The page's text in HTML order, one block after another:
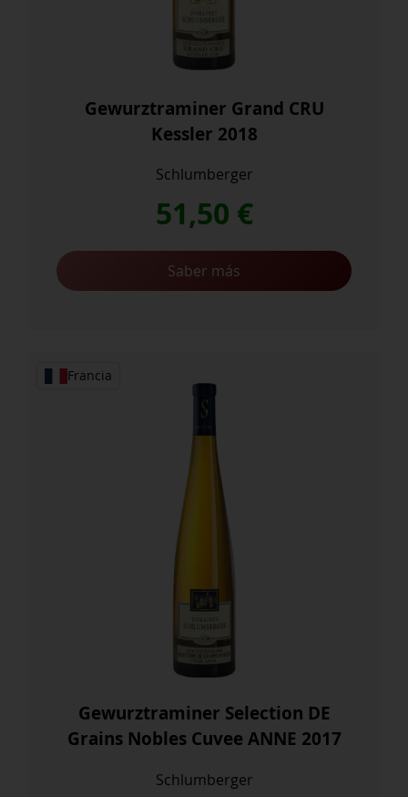
Gewurztraminer Grand CRU
Kessler 2018
Schlumberger
51,50 €
Saber más
Francia
Gewurztraminer Selection DE
Grains Nobles Cuvee ANNE 2017
Schlumberger